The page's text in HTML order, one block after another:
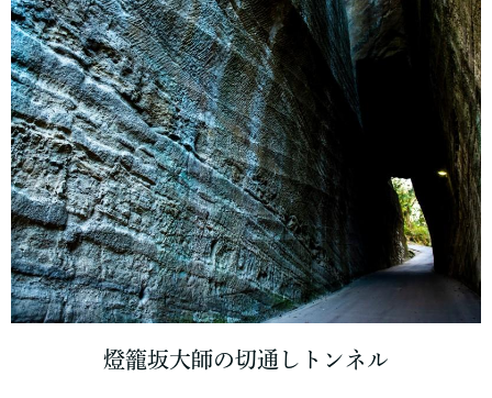
燈籠坂大師の切通しトンネル